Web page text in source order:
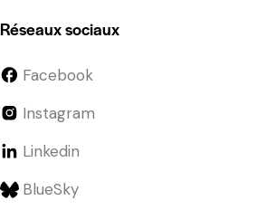
Réseaux sociaux
Facebook
Instagram
Linkedin
BlueSky